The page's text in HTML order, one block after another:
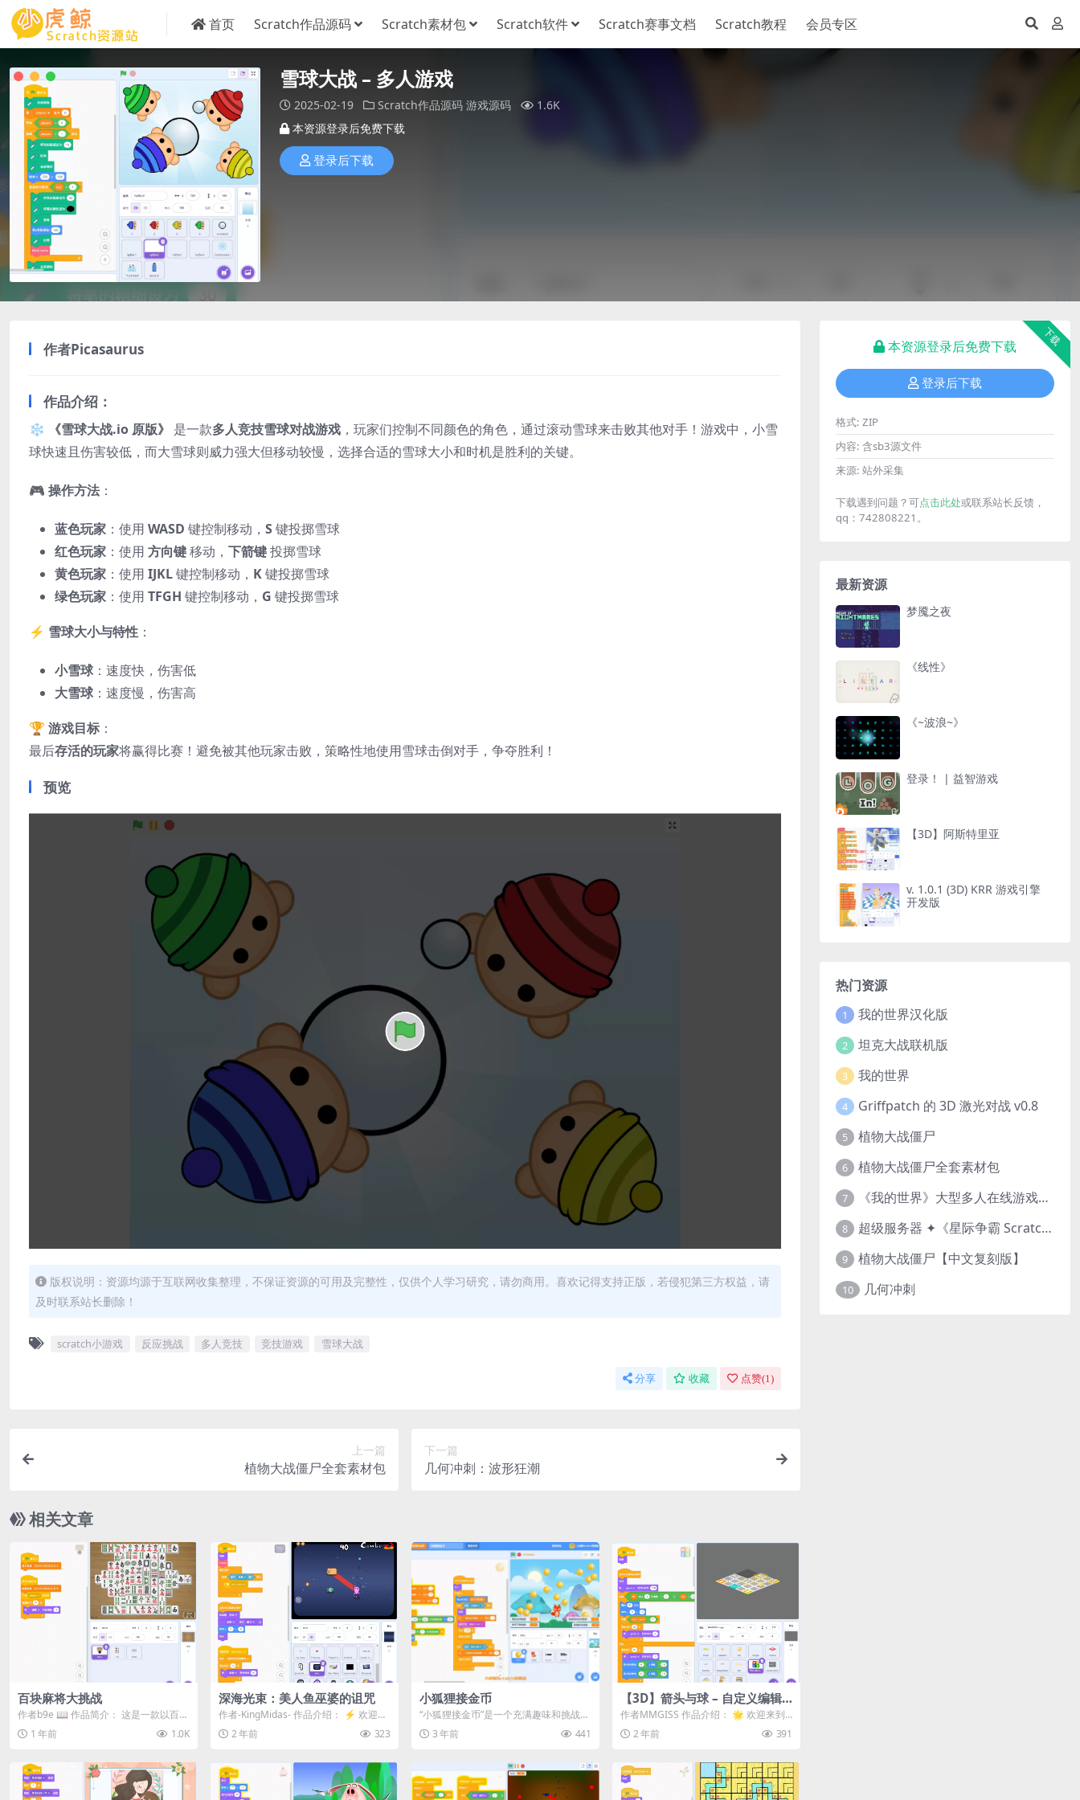
首页 Scratch作品源码 Scratch素材包 Scratch软件 Scratch赛事文档 Scratch教程 会员专区
雪球大战 – 多人游戏
2025-02-19 Scratch作品源码 游戏源码
1.6K
本资源登录后免费下载
登录后下载
作者Picasaurus
作品介绍：
❄️ 《雪球大战.io 原版》 是一款多人竞技雪球对战游戏 ，玩家们控制不同颜色的角色，通过滚动雪球来击败其他对手！游戏中，小雪
球快速且伤害较低，而大雪球则威力强大但移动较慢，选择合适的雪球大小和时机是胜利的关键。
🎮 操作方法 ：
蓝色玩家 ：使用 WASD 键控制移动， S键投掷雪球
红色玩家 ：使用 方向键移动， 下箭键投掷雪球
黄色玩家 ：使用 IJKL键控制移动， K键投掷雪球
绿色玩家 ：使用 TFGH 键控制移动， G 键投掷雪球
⚡ 雪球大小与特性 ：
小雪球 ：速度快，伤害低
大雪球 ：速度慢，伤害高
🏆 游戏目标 ：
最后存活的玩家将赢得比赛！避免被其他玩家击败，策略性地使用雪球击倒对手，争夺胜利！
预览
版权说明：资源均源于互联网收集整理，不保证资源的可用及完整性，仅供个人学习研究，请勿商用。喜欢记得支持正版，若侵犯第三方权益，请
及时联系站长删除！
scratch小游戏 反应挑战 多人竞技 竞技游戏 雪球大战
分享 收藏 点赞(1 )
上一篇
植物大战僵尸全套素材包
下一篇
几何冲刺：波形狂潮
相关文章
百块麻将大挑战
作者b9e 📖 作品简介：​ 这是一款以百块
麻将大挑战为主题的 Scratch ...
1 年前 1.0K
深海光束：美人鱼巫婆的诅咒
作者-KingMidas- 作品介绍： ⚡ 欢迎来
到《深海光束：美人鱼巫婆的诅咒...
2 年前 323
小狐狸接金币
“小狐狸接金币”是一个充满趣味和挑战的
Scratch游戏。在游戏中，玩家将控制
一...3 年前 441
【3D】箭头与球 – 自定义编辑
器版
作者MMGISS 作品介绍： 🌟 欢迎来到
《箭头与球》的3D版本！ 《箭头与
球》...2 年前 391
下载
本资源登录后免费下载
登录后下载
格式: ZIP
内容: 含sb3源文件
来源: 站外采集
下载遇到问题？可点击此处或联系站长反馈，
qq：742808221。
最新资源
梦魇之夜
《线性》
《~波浪~》
登录！ | 益智游戏
【3D】阿斯特里亚
v. 1.0.1 (3D) KRR 游戏引擎
开发版
热门资源
1 我的世界汉化版
2 坦克大战联机版
3 我的世界
4 Griffpatch 的 3D 激光对战 v0.8
5 植物大战僵尸
6 植物大战僵尸全套素材包
7 《我的世界》大型多人在线游戏（MMO）v1.7
8 超级服务器 ✦《星际争霸 Scratch（经典版本）》
9 植物大战僵尸【中文复刻版】
10 几何冲刺